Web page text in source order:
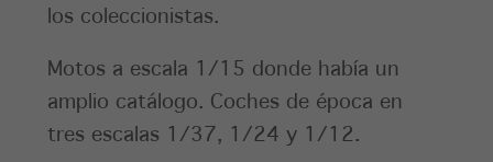
los coleccionistas.
Motos a escala 1/15 donde había un
amplio catálogo. Coches de época en
tres escalas 1/37, 1/24 y 1/12.